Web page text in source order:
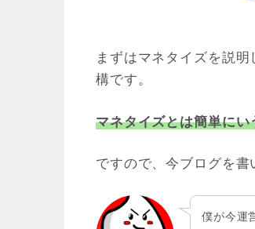
まずはマネタイズを説
構です。
マネタイズとは簡単に
ですので、今ブログを書
僕が今運